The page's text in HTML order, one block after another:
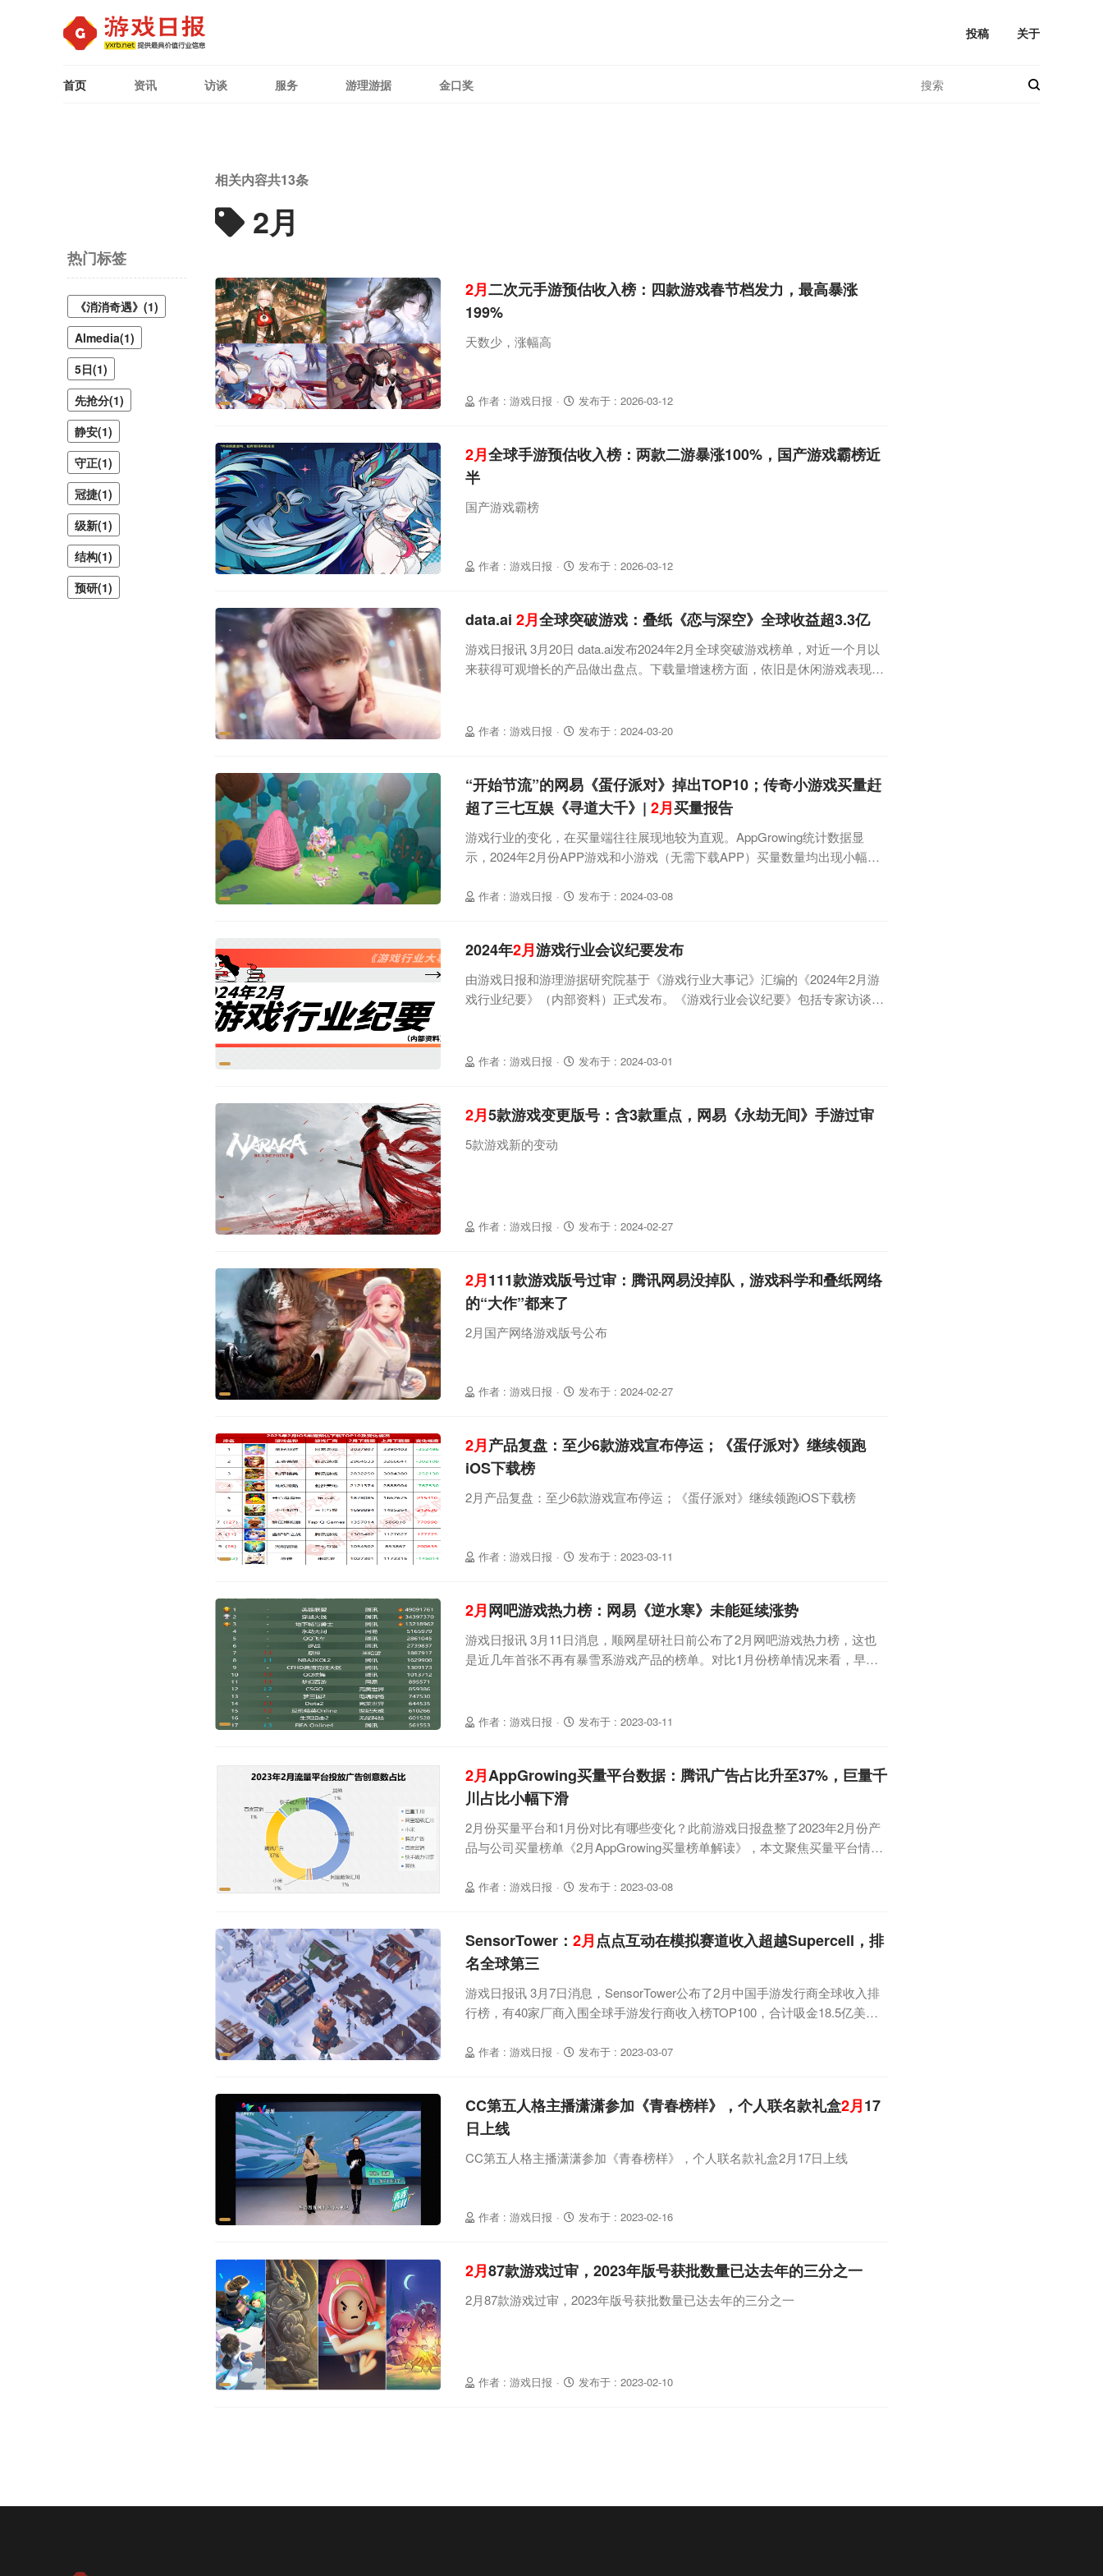
投稿 关于
首页 资讯 访谈 服务 游理游据 金口奖
热门标签
《消消奇遇》(1)
Almedia(1)
5日(1)
先抢分(1)
静安(1)
守正(1)
冠捷(1)
级新(1)
结构(1)
预研(1)
相关内容共13条
2月
作者 : 游戏日报 · 发布于 : 2026-03-12
2月二次元手游预估收入榜：四款游戏春节档发力，最高暴涨
199%
天数少，涨幅高
作者 : 游戏日报 · 发布于 : 2026-03-12
2月全球手游预估收入榜：两款二游暴涨100%，国产游戏霸榜近
半
国产游戏霸榜
作者 : 游戏日报 · 发布于 : 2024-03-20
data.ai 2月全球突破游戏：叠纸《恋与深空》全球收益超3.3亿
游戏日报讯 3月20日 data.ai发布2024年2月全球突破游戏榜单，对近一个月以
来获得可观增长的产品做出盘点。下载量增速榜方面，依旧是休闲游戏表现最
上，南宫梦万代《龙珠Z爆裂大战》在全球用户支出中飙升至第 1 位，比前一
作者 : 游戏日报 · 发布于 : 2024-03-08
“开始节流”的网易《蛋仔派对》掉出TOP10；传奇小游戏买量赶
超了三七互娱《寻道大千》| 2月买量报告
游戏行业的变化，在买量端往往展现地较为直观。AppGrowing统计数据显
示，2024年2月份APP游戏和小游戏（无需下载APP）买量数量均出现小幅下
的竞争，而头部游戏仍寸步不让。资料来源 AppGrowing 游理游据研究院具体
作者 : 游戏日报 · 发布于 : 2024-03-01
2024年2月游戏行业会议纪要发布
由游戏日报和游理游据研究院基于《游戏行业大事记》汇编的《2024年2月游
戏行业纪要》（内部资料）正式发布。《游戏行业会议纪要》包括专家访谈、
Sora、Groq等前沿科技。2024年2月份的游戏行业会议纪要覆盖有网易、吉比
作者 : 游戏日报 · 发布于 : 2024-02-27
2月5款游戏变更版号：含3款重点，网易《永劫无间》手游过审
5款游戏新的变动
作者 : 游戏日报 · 发布于 : 2024-02-27
2月111款游戏版号过审：腾讯网易没掉队，游戏科学和叠纸网络
的“大作”都来了
2月国产网络游戏版号公布
作者 : 游戏日报 · 发布于 : 2023-03-11
2月产品复盘：至少6款游戏宣布停运；《蛋仔派对》继续领跑
iOS下载榜
2月产品复盘：至少6款游戏宣布停运；《蛋仔派对》继续领跑iOS下载榜
作者 : 游戏日报 · 发布于 : 2023-03-11
2月网吧游戏热力榜：网易《逆水寒》未能延续涨势
游戏日报讯 3月11日消息，顺网星研社日前公布了2月网吧游戏热力榜，这也
是近几年首张不再有暴雪系游戏产品的榜单。对比1月份榜单情况来看，早早
图源：顺网星研社
作者 : 游戏日报 · 发布于 : 2023-03-08
2月AppGrowing买量平台数据：腾讯广告占比升至37%，巨量千
川占比小幅下滑
2月份买量平台和1月份对比有哪些变化？此前游戏日报盘整了2023年2月份产
品与公司买量榜单《2月AppGrowing买量榜单解读》，本文聚焦买量平台情
意数占比有一定变化，巨量千川从上个月51%下滑至48%，腾讯广告从上个月
作者 : 游戏日报 · 发布于 : 2023-03-07
SensorTower： 2月点点互动在模拟赛道收入超越Supercell，排
名全球第三
游戏日报讯 3月7日消息，SensorTower公布了2月中国手游发行商全球收入排
行榜，有40家厂商入围全球手游发行商收入榜TOP100，合计吸金18.5亿美
游《Frozen City》收入环比增长59%，已成为点点互动收入最高的产品。在模
作者 : 游戏日报 · 发布于 : 2023-02-16
CC第五人格主播潇潇参加《青春榜样》，个人联名款礼盒2月17
日上线
CC第五人格主播潇潇参加《青春榜样》，个人联名款礼盒2月17日上线
作者 : 游戏日报 · 发布于 : 2023-02-10
2月87款游戏过审，2023年版号获批数量已达去年的三分之一
2月87款游戏过审，2023年版号获批数量已达去年的三分之一